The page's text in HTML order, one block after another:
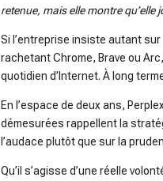
retenue, mais elle montre
Si l’entreprise insiste autant
rachetant Chrome, Brave ou
quotidien d’Internet. À long
En l’espace de deux ans,
démesurées rappellent la
l’audace plutôt que sur la
Qu’il s’agisse d’une réelle